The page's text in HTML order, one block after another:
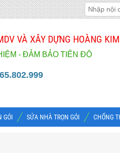
VÀ XÂY DỰNG HOÀNG KIM
- ĐẢM BẢO TIẾN ĐỘ
GÓI SỬA NHÀ TRỌN GÓI CHỐNG